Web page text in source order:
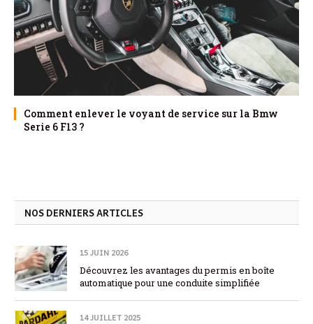
Comment enlever le voyant de service sur la Bmw
Serie 6 F13 ?
NOS DERNIERS ARTICLES
15 JUIN 2026
Découvrez les avantages du permis en boîte
automatique pour une conduite simplifiée
14 JUILLET 2025